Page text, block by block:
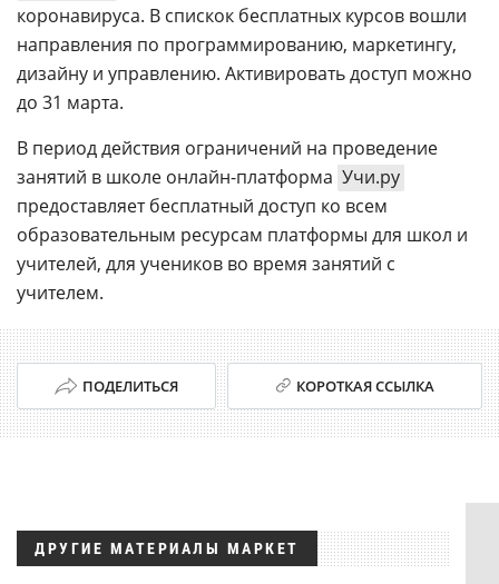
коронавируса. В спискок бесплатных курсов вошли
направления по программированию, маркетингу,
дизайну и управлению. Активировать доступ можно
до 31 марта.
В период действия ограничений на проведение
занятий в школе онлайн-платформа Учи.ру
предоставляет бесплатный доступ ко всем
образовательным ресурсам платформы для школ и
учителей, для учеников во время занятий с
учителем.
ПОДЕЛИТЬСЯ КОРОТКАЯ ССЫЛКА
ДРУГИЕ МАТЕРИАЛЫ МАРКЕТ